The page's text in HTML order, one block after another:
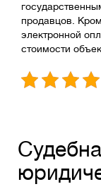
продавцов.
электронной
стоимости